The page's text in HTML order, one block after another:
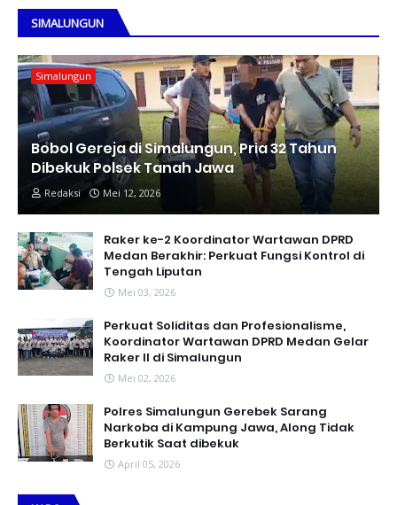
SIMALUNGUN
Simalungun
Bobol Gereja di Simalungun, Pria 32 Tahun
Dibekuk Polsek Tanah Jawa
Redaksi Mei 12, 2026
Raker ke-2 Koordinator Wartawan DPRD
Medan Berakhir: Perkuat Fungsi Kontrol di
Tengah Liputan
Mei 03, 2026
Perkuat Soliditas dan Profesionalisme,
Koordinator Wartawan DPRD Medan Gelar
Raker II di Simalungun
Mei 02, 2026
Polres Simalungun Gerebek Sarang
Narkoba di Kampung Jawa, Along Tidak
Berkutik Saat dibekuk
April 05, 2026